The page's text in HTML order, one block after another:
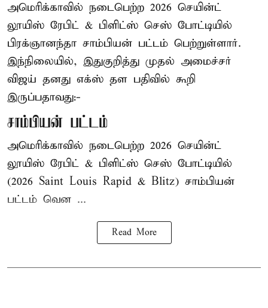
அமெரிக்காவில் நடைபெற்ற 2026 செயின்ட்
லூயிஸ் ரேபிட் & பிளிட்ஸ் செஸ் போட்டியில்
பிரக்ஞானந்தா சாம்பியன் பட்டம் பெற்றுள்ளார்.
இந்நிலையில், இதுகுறித்து முதல் அமைச்சர்
விஜய் தனது எக்ஸ் தள பதிவில் கூறி
இருப்பதாவது:-
சாம்பியன் பட்டம்
அமெரிக்காவில் நடைபெற்ற 2026 செயின்ட்
லூயிஸ் ரேபிட் & பிளிட்ஸ் செஸ் போட்டியில்
(2026 Saint Louis Rapid & Blitz) சாம்பியன்
பட்டம் வென ...
Read More